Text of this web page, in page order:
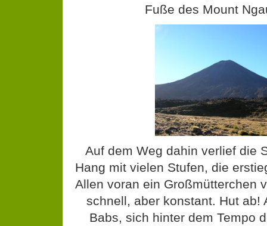
Fuße des Mount
Auf dem Weg dahin verlief die
Hang mit vielen Stufen, die
Allen voran ein Großmütterchen
schnell, aber konstant. Hut ab!
Babs, sich hinter dem Tempo